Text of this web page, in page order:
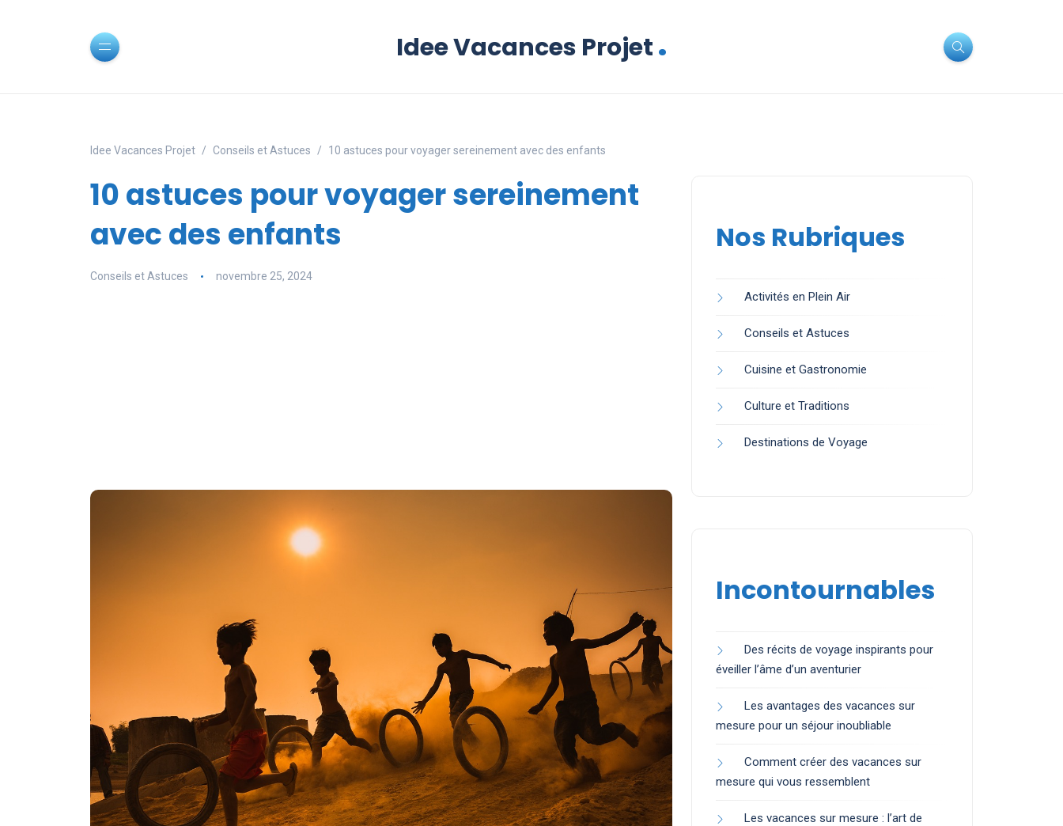
Idee Vacances Projet.
Idee Vacances Projet Conseils et Astuces 10 astuces pour voyager sereinement avec des enfants
10 astuces pour voyager sereinement
avec des enfants
Conseils et Astuces novembre 25, 2024
Nos Rubriques
Activités en Plein Air
Conseils et Astuces
Cuisine et Gastronomie
Culture et Traditions
Destinations de Voyage
Incontournables
Des récits de voyage inspirants pour
éveiller l’âme d’un aventurier
Les avantages des vacances sur
mesure pour un séjour inoubliable
Comment créer des vacances sur
mesure qui vous ressemblent
Les vacances sur mesure : l’art de